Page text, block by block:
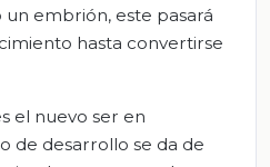
embrión, este pasará
hasta convertirse
el nuevo ser en
de desarrollo se da de